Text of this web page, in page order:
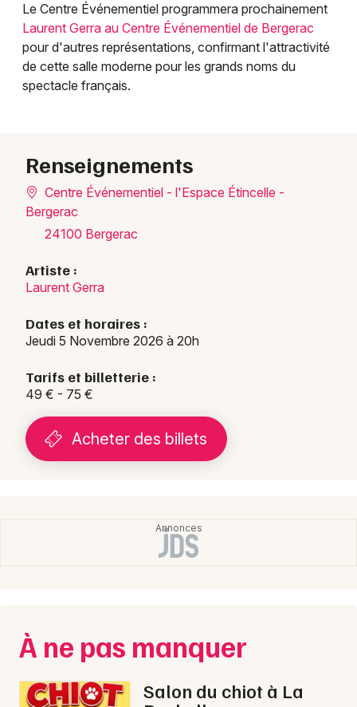
Le Centre Événementiel programmera prochainement
Laurent Gerra au Centre Événementiel de Bergerac
pour d'autres représentations, confirmant l'attractivité
de cette salle moderne pour les grands noms du
spectacle français.
Renseignements
Centre Événementiel - l'Espace Étincelle -
Bergerac
24100 Bergerac
Artiste :
Laurent Gerra
Dates et horaires :
Jeudi 5 Novembre 2026 à 20h
Tarifs et billetterie :
49 € - 75 €
Acheter des billets
À ne pas manquer
Salon du chiot à La